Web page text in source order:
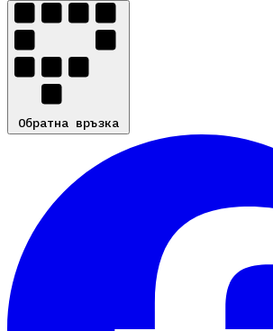
Помощен център
Обратна връзка
Обратна връзка